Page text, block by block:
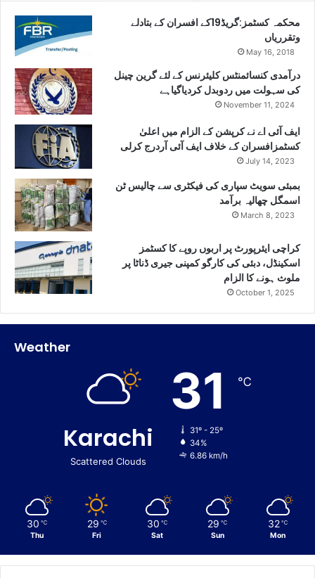
محکمہ کسٹمز:گریڈ19کے افسران کے بتادلے
وتقرریاں
May 16, 2018
درآمدی کنسائمنٹس کلیئرنس کے لئے گرین چینل
کی سہولت میں ردوبدل کردیاگیاہے
November 11, 2024
ایف آئی اے نے کرپشن کے الزام میں اعلیٰ
کسٹمزافسران کے خلاف ایف آئی آردرج کرلی
July 14, 2023
بمبئی سویٹ سپاری کی فیکٹری سے چالیس ٹن
اسمگل چھالیہ برآمد
March 8, 2023
کراچی ایئرپورٹ پر اربوں روپے کا کسٹمز
اسکینڈل، دبئی کی کارگو کمپنی جیری ڈناٹا پر
ملوث ہونے کا الزام
October 1, 2025
Weather
Karachi
Scattered Clouds
31 ℃
31º - 25º
34%
6.86 km/h
30 ℃
Thu
29 ℃
Fri
30 ℃
Sat
29 ℃
Sun
32 ℃
Mon